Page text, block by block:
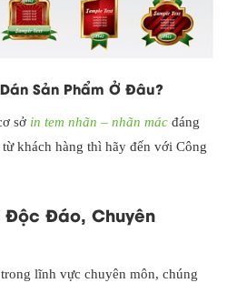
Sản Phẩm Ở Đâu?
sở in tem nhãn – nhãn mác đáng
khách hàng thì hãy đến với Công
Độc Đáo, Chuyên
lĩnh vực chuyên môn, chúng